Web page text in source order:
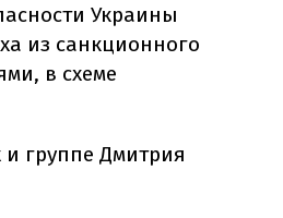
Украины
из санкционного
в схеме
и группе Дмитрия